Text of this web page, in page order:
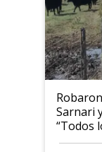
Sarnari
“Todos